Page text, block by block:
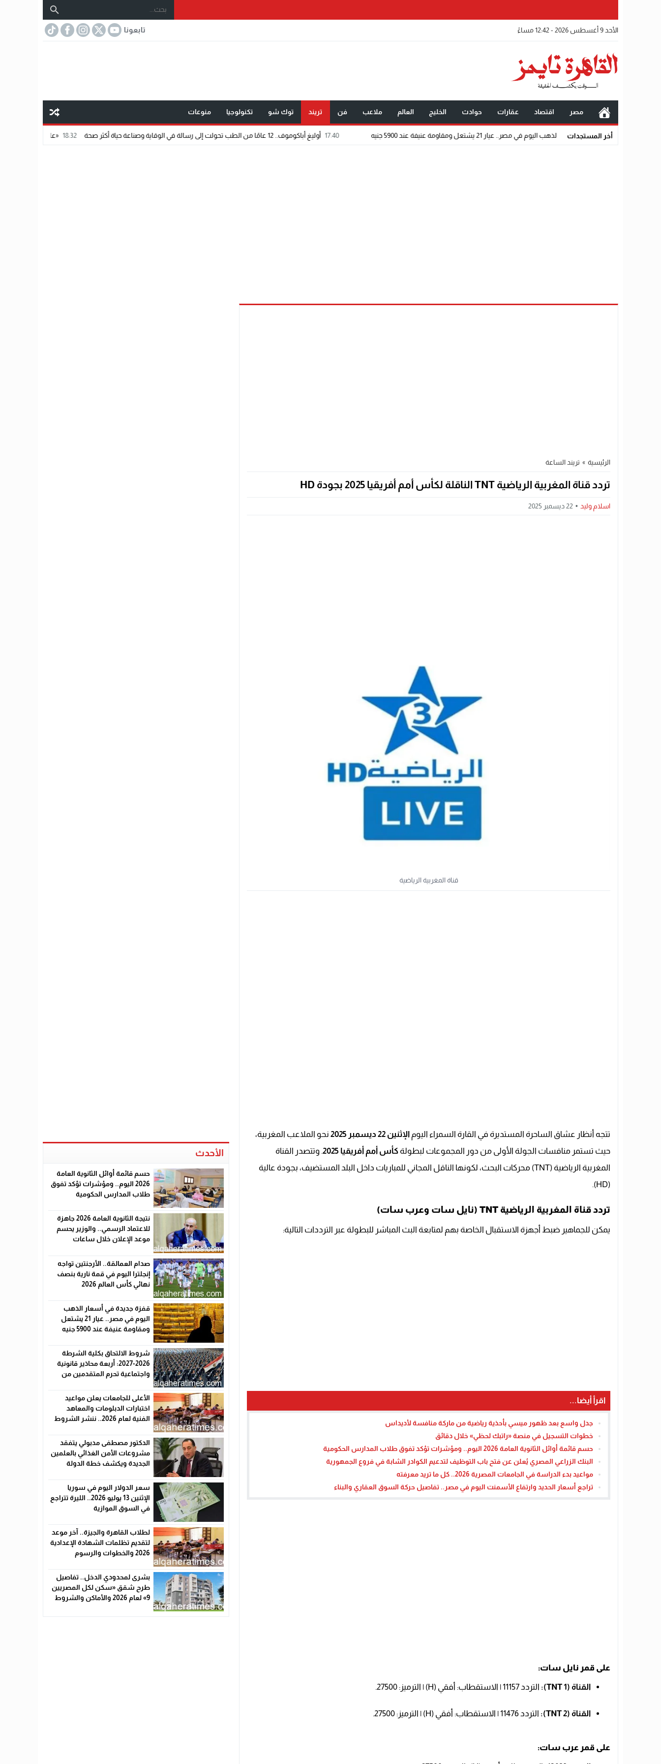
الأحد 9 أغسطس 2026 - 12:42 مساءً تابعونا
مصر اقتصاد عقارات حوادث الخليج العالم ملاعب فن تريند توك شو تكنولوجيا منوعات
أخر المستجدات 17:40 أوليغ أباكوموف.. 12 عامًا من الطب تحولت إلى رسالة في الوقاية وصناعة حياة أكثر صحة 18:32 «عالم رشاد».. رسالة ماجستير تتحول في أسعار الذهب اليوم في مصر.. عيار 21 يشتعل ومقاومة عنيفة عند 5900 جنيه
الرئيسية » تريند الساعة
تردد قناة المغربية الرياضية TNT الناقلة لكأس أمم أفريقيا 2025 بجودة HD
اسلام وليد 22 ديسمبر 2025
قناة المغربية الرياضية
تتجه أنظار عشاق الساحرة المستديرة في القارة السمراء اليوم الإثنين 22 ديسمبر 2025
نحو الملاعب المغربية،
حيث تستمر منافسات الجولة الأولى من دور المجموعات لبطولة كأس أمم أفريقيا 2025
. وتتصدر القناة
المغربية الرياضية (TNT) محركات البحث، لكونها الناقل المجاني للمباريات داخل البلد المستضيف، بجودة عالية
(HD).
تردد قناة المغربية الرياضية TNT (نايل سات وعرب سات)
يمكن للجماهير ضبط أجهزة الاستقبال الخاصة بهم لمتابعة البث المباشر للبطولة عبر الترددات التالية:
اقرأ أيضا...
جدل واسع بعد ظهور ميسي بأحذية رياضية من ماركة منافسة لأديداس
خطوات التسجيل في منصة «راتبك لحظي» خلال دقائق
حسم قائمة أوائل الثانوية العامة 2026 اليوم.. ومؤشرات تؤكد تفوق طلاب المدارس الحكومية
البنك الزراعي المصري يُعلن عن فتح باب التوظيف لتدعيم الكوادر الشابة في فروع الجمهورية
مواعيد بدء الدراسة في الجامعات المصرية 2026.. كل ما تريد معرفته
تراجع أسعار الحديد وارتفاع الأسمنت اليوم في مصر.. تفاصيل حركة السوق العقاري والبناء
على قمر نايل سات:
القناة (TNT 1): التردد 11157 | الاستقطاب: أفقي (H) | الترميز: 27500.
القناة (TNT 2): التردد 11476 | الاستقطاب: أفقي (H) | الترميز: 27500.
على قمر عرب سات:
الأحدث
حسم قائمة أوائل الثانوية العامة
2026 اليوم.. ومؤشرات تؤكد تفوق
طلاب المدارس الحكومية
نتيجة الثانوية العامة 2026 جاهزة
للاعتماد الرسمي.. والوزير يحسم
موعد الإعلان خلال ساعات
صدام العمالقة.. الأرجنتين تواجه
إنجلترا اليوم في قمة نارية بنصف
نهائي كأس العالم 2026
قفزة جديدة في أسعار الذهب
اليوم في مصر.. عيار 21 يشتعل
ومقاومة عنيفة عند 5900 جنيه
شروط الالتحاق بكلية الشرطة
2026-2027: أربعة محاذير قانونية
واجتماعية تحرم المتقدمين من
الأعلى للجامعات يعلن مواعيد
اختبارات الدبلومات والمعاهد
الفنية لعام 2026.. ننشر الشروط
الدكتور مصطفى مدبولي يتفقد
مشروعات الأمن الغذائي بالعلمين
الجديدة ويكشف خطة الدولة
سعر الدولار اليوم في سوريا
الإثنين 13 يوليو 2026.. الليرة تتراجع
في السوق الموازية
لطلاب القاهرة والجيزة.. آخر موعد
لتقديم تظلمات الشهادة الإعدادية
2026 والخطوات والرسوم
بشرى لمحدودي الدخل.. تفاصيل
طرح شقق «سكن لكل المصريين
9» لعام 2026 والأماكن والشروط